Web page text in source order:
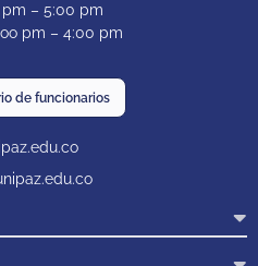
pm – 5:00 pm
pm – 4:00 pm
de funcionarios